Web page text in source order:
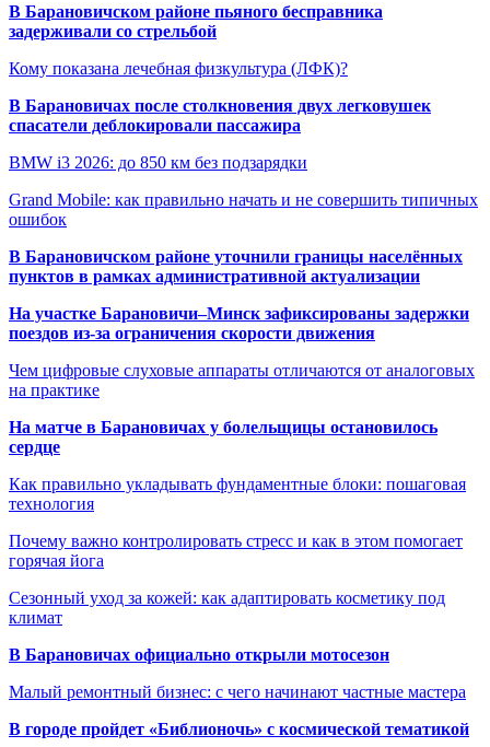
В Барановичском районе пьяного бесправника
задерживали со стрельбой
Кому показана лечебная физкультура (ЛФК)?
В Барановичах после столкновения двух легковушек
спасатели деблокировали пассажира
BMW i3 2026: до 850 км без подзарядки
Grand Mobile: как правильно начать и не совершить типичных
ошибок
В Барановичском районе уточнили границы населённых
пунктов в рамках административной актуализации
На участке Барановичи–Минск зафиксированы задержки
поездов из-за ограничения скорости движения
Чем цифровые слуховые аппараты отличаются от аналоговых
на практике
На матче в Барановичах у болельщицы остановилось
сердце
Как правильно укладывать фундаментные блоки: пошаговая
технология
Почему важно контролировать стресс и как в этом помогает
горячая йога
Сезонный уход за кожей: как адаптировать косметику под
климат
В Барановичах официально открыли мотосезон
Малый ремонтный бизнес: с чего начинают частные мастера
В городе пройдет «Библионочь» с космической тематикой